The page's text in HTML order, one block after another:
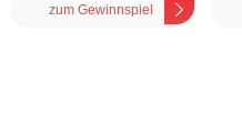
zum Gewinnspiel